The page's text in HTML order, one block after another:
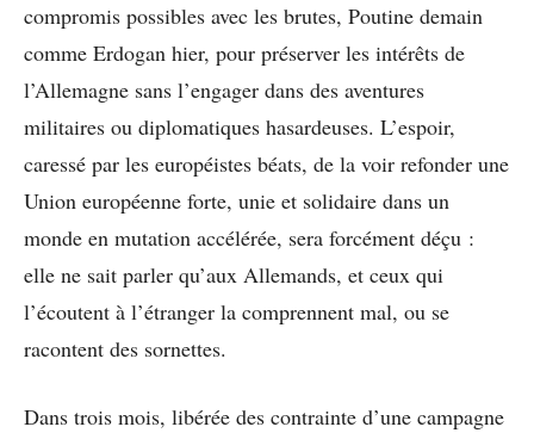
compromis possibles avec les brutes, Poutine demain
comme Erdogan hier, pour préserver les intérêts de
l’Allemagne sans l’engager dans des aventures
militaires ou diplomatiques hasardeuses. L’espoir,
caressé par les européistes béats, de la voir refonder une
Union européenne forte, unie et solidaire dans un
monde en mutation accélérée, sera forcément déçu :
elle ne sait parler qu’aux Allemands, et ceux qui
l’écoutent à l’étranger la comprennent mal, ou se
racontent des sornettes.
Dans trois mois, libérée des contrainte d’une campagne